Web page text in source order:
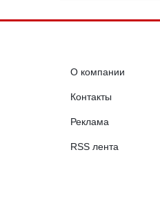
О компании
Контакты
Реклама
RSS лента